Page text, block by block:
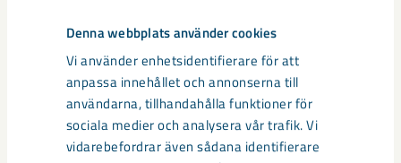
Denna webbplats använder cookies
Vi använder enhetsidentifierare för att
anpassa innehållet och annonserna till
användarna, tillhandahålla funktioner för
sociala medier och analysera vår trafik. Vi
vidarebefordrar även sådana identifierare